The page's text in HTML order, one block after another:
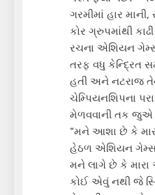
ગરમીમાં હાર
કોર ગ્રુપમાંથી
રચના એશિયન
તરફ વધુ કેન્દ્રિત
હતી અને નટરાજ
ચેમ્પિયનશિપના
મેળવવાની તક જુએ
“મને આશા છે કે
હેઠળ એશિયન ગેમ્સ
મને લાગે છે કે
કોઈ એવું નથી જે